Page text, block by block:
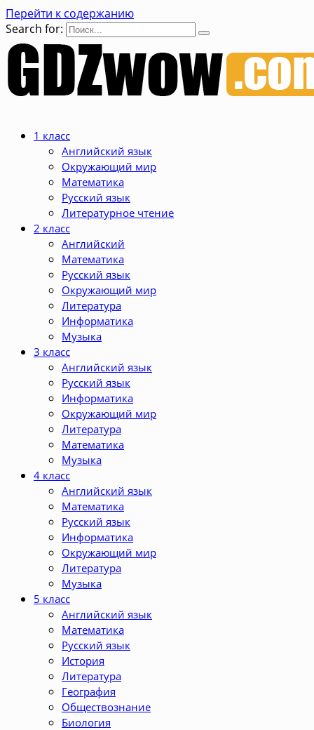
Перейти к содержанию
Search for:
1 класс
Английский язык
Окружающий мир
Математика
Русский язык
Литературное чтение
2 класс
Английский
Математика
Русский язык
Окружающий мир
Литература
Информатика
Музыка
3 класс
Английский язык
Русский язык
Информатика
Окружающий мир
Литература
Математика
Музыка
4 класс
Английский язык
Математика
Русский язык
Информатика
Окружающий мир
Литература
Музыка
5 класс
Английский язык
Математика
Русский язык
История
Литература
География
Обществознание
Биология